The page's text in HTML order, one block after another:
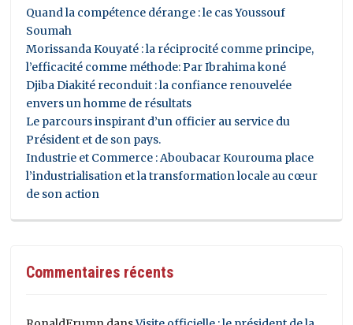
Quand la compétence dérange : le cas Youssouf
Soumah
Morissanda Kouyaté : la réciprocité comme principe,
l’efficacité comme méthode: Par Ibrahima koné
Djiba Diakité reconduit : la confiance renouvelée
envers un homme de résultats
Le parcours inspirant d’un officier au service du
Président et de son pays.
Industrie et Commerce : Aboubacar Kourouma place
l’industrialisation et la transformation locale au cœur
de son action
Commentaires récents